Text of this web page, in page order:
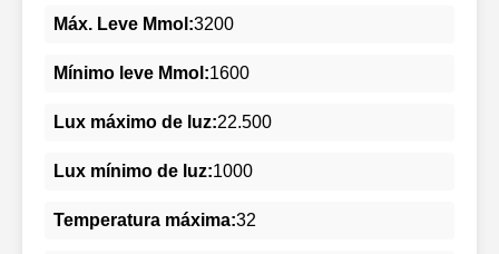
Máx. Leve Mmol:3200
Mínimo leve Mmol:1600
Lux máximo de luz:22.500
Lux mínimo de luz:1000
Temperatura máxima:32